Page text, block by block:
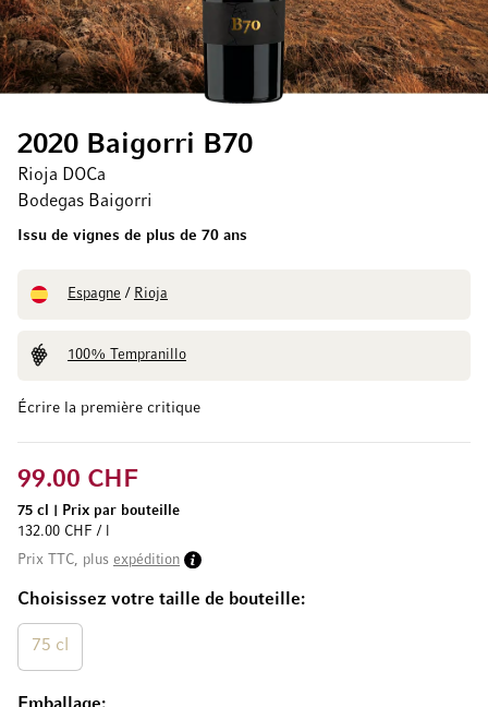
Écrire la première critique
2020 Baigorri B70
Rioja DOCa
Bodegas Baigorri
Issu de vignes de plus de 70 ans
Espagne / Rioja
100% Tempranillo
Choisissez votre taille de bouteille
75 cl
99.00 CHF
75 cl
Prix par bouteille
132.00 CHF / l
Prix TTC, plus expédition